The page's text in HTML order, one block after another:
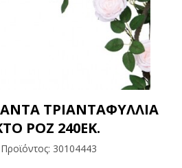
ΤΡΙΑΝΤΑΦΥΛΛΙΑ
ΡΟΖ 240ΕΚ.
30104443